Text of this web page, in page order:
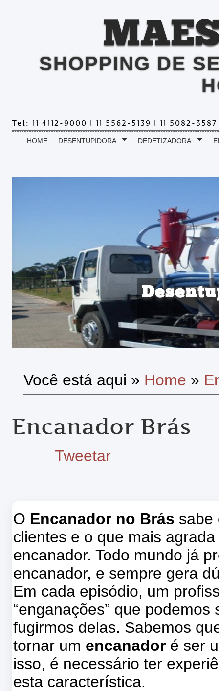
SHOPPING DE
Tel: 11 4112-9000 | 11 5562-5139 | 11 5082-
HOME DESENTUPIDORA DEDETIZADORA
Você está aqui » Home »
Encanador Brás
Tweetar
O Encanador no Brás sabe
clientes e o que mais
encanador. Todo mundo já
encanador, e sempre gera
Em cada episódio, um
“enganações” que
fugirmos delas. Sabemos
tornar um encanador é ser
isso, é necessário ter
esta característica.